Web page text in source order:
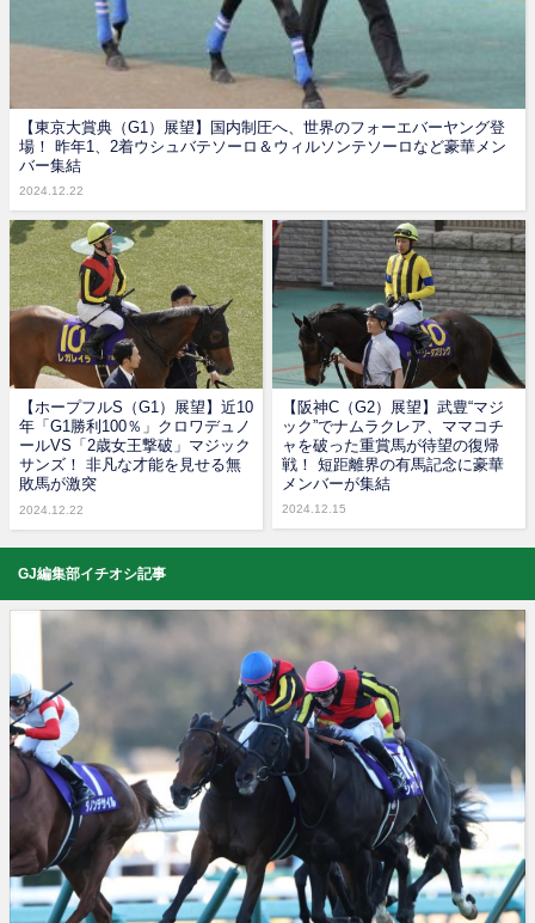
【東京大賞典（G1）展望】国内制圧へ、世界のフォーエバーヤング登
場！ 昨年1、2着ウシュバテソーロ＆ウィルソンテソーロなど豪華メン
バー集結
2024.12.22
【ホープフルS（G1）展望】近10
年「G1勝利100％」クロワデュノ
ールVS「2歳女王撃破」マジック
サンズ！ 非凡な才能を見せる無
敗馬が激突
2024.12.22
【阪神C（G2）展望】武豊“マジ
ック”でナムラクレア、ママコチ
ャを破った重賞馬が待望の復帰
戦！ 短距離界の有馬記念に豪華
メンバーが集結
2024.12.15
GJ編集部イチオシ記事